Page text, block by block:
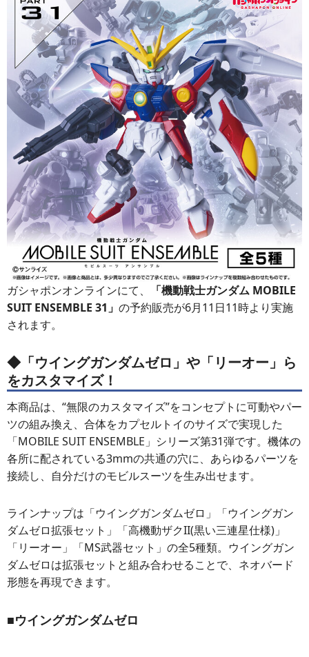
ガシャポンオンラインにて、
「機動戦士ガンダム MOBILE
SUIT ENSEMBLE 31」 の予約販売が6月11日11時より実施
されます。
◆「ウイングガンダムゼロ」や「リーオー」ら
をカスタマイズ！
本商品は、“無限のカスタマイズ”をコンセプトに可動やパー
ツの組み換え、合体をカプセルトイのサイズで実現した
「MOBILE SUIT ENSEMBLE」シリーズ第31弾です。機体の
各所に配されている3mmの共通の穴に、あらゆるパーツを
接続し、自分だけのモビルスーツを生み出せます。
ラインナップは「ウイングガンダムゼロ」「ウイングガン
ダムゼロ拡張セット」「高機動ザクII(黒い三連星仕様)」
「リーオー」「MS武器セット」の全5種類。ウイングガン
ダムゼロは拡張セットと組み合わせることで、ネオバード
形態を再現できます。
■ウイングガンダムゼロ